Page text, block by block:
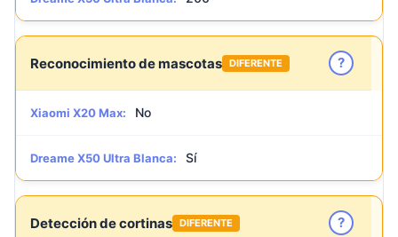
Reconocimiento de mascotas DIFERENTE ?
Xiaomi X20 Max: No
Dreame X50 Ultra Blanca: Sí
Detección de cortinas DIFERENTE ?